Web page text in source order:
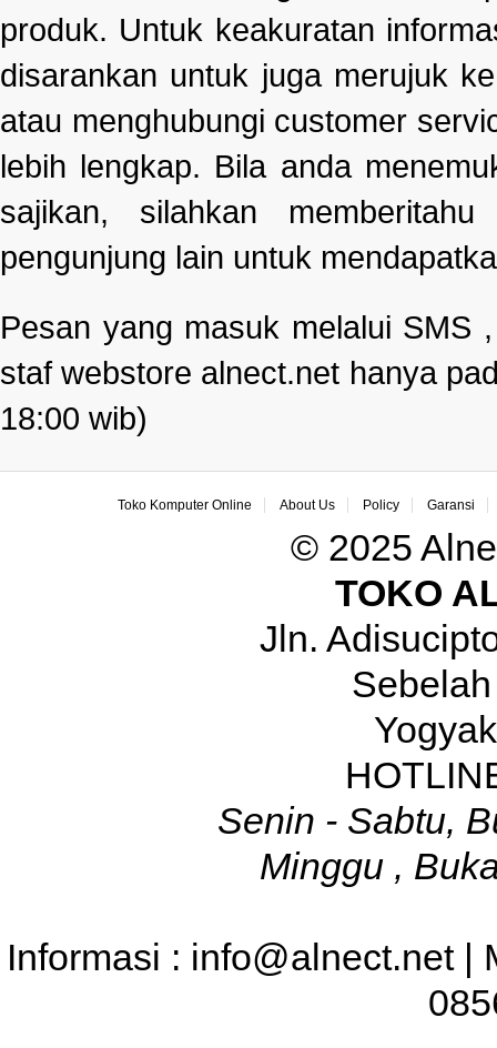
produk. Untuk keakuratan
disarankan untuk juga merujuk
atau menghubungi customer
lebih lengkap. Bila anda
sajikan, silahkan
pengunjung lain untuk
Pesan yang masuk melalui SMS
staf webstore alnect.net hanya
18:00 wib)
Toko Komputer Online About Us Policy Garansi
© 2025
TOKO
Jln.
Senin - Sabtu,
Minggu ,
Informasi : info@alnect.net |